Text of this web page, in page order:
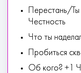
Перестань/
Честность
Что ты
Пробиться
Об кого? +1